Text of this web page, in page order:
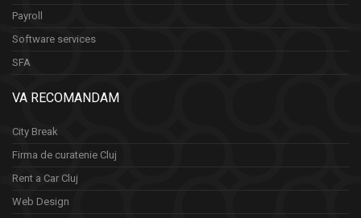
Payroll
Software services
SFA
VA RECOMANDAM
City Break
Firma de curatenie Cluj
Rent a Car Cluj
Web Design